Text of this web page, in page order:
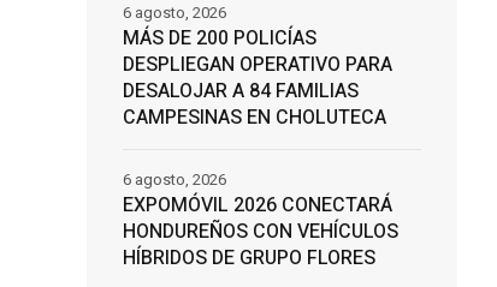
MÁS DE 200 POLICÍAS
DESPLIEGAN OPERATIVO PARA
DESALOJAR A 84 FAMILIAS
CAMPESINAS EN CHOLUTECA
6 agosto, 2026
EXPOMÓVIL 2026 CONECTARÁ
HONDUREÑOS CON VEHÍCULOS
HÍBRIDOS DE GRUPO FLORES
6 agosto, 2026